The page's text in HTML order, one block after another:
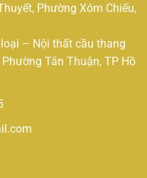
Phường Xóm Chiếu,
– Nội thất cầu thang
Tân Thuận, TP Hồ